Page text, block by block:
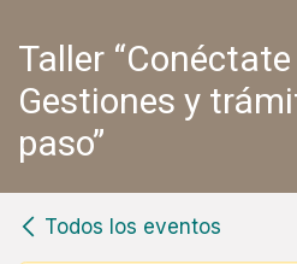
Taller
Gestiones y
paso”
Todos los eventos